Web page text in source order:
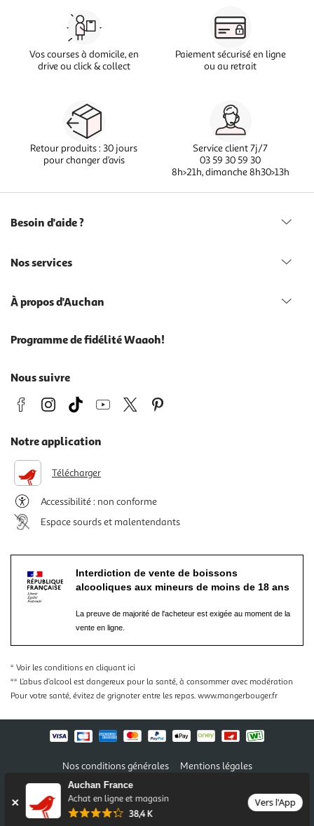
Auchan France
Achat en ligne et magasin
38,4 K
Vers l'App
Vos courses à domicile, en
drive ou click & collect
Paiement sécurisé en ligne
ou au retrait
Retour produits : 30 jours
pour changer d’avis
Service client 7j/7
03 59 30 59 30
8h>21h, dimanche 8h30>13h
Besoin d'aide ?
Nos services
À propos d'Auchan
Programme de fidélité Waaoh!
Nous suivre
Notre application
Télécharger
Accessibilité : non conforme
Espace sourds et malentendants
Interdiction de vente de boissons
alcooliques aux mineurs de moins de 18 ans
La preuve de majorité de l'acheteur est exigée au moment de la
vente en ligne.
* Voir les conditions en cliquant ici
** L’abus d’alcool est dangereux pour la santé, à consommer avec modération
Pour votre santé, évitez de grignoter entre les repas. www.mangerbouger.fr
Nos conditions générales
Mentions légales
Conditions des offres et promotions
Politique de confidentialité
Informations légales marketplace